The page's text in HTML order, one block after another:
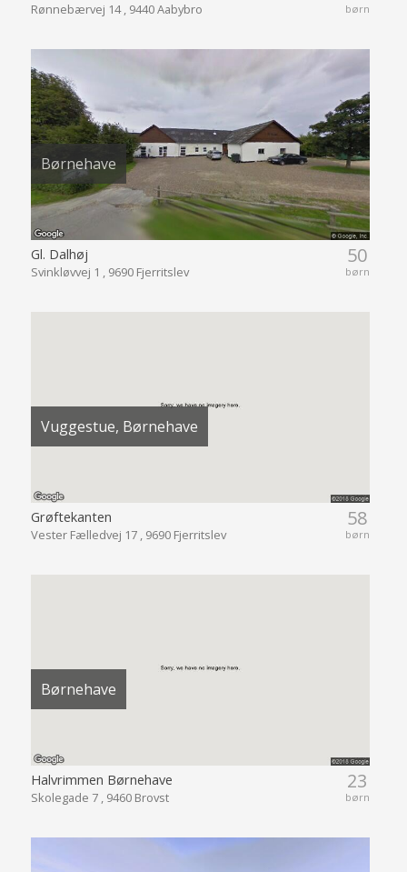
børn
Rønnebærvej 14 , 9440 Aabybro
Børnehave
50
børn
Gl. Dalhøj
Svinkløvvej 1 , 9690 Fjerritslev
Vuggestue, Børnehave
58
børn
Grøftekanten
Vester Fælledvej 17 , 9690 Fjerritslev
Børnehave
23
børn
Halvrimmen Børnehave
Skolegade 7 , 9460 Brovst